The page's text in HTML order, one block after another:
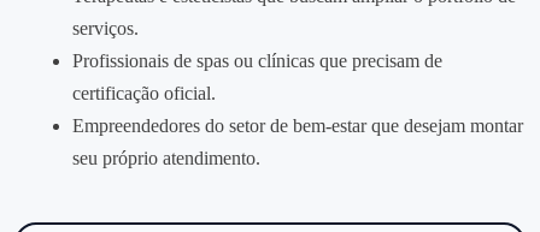
serviços.
Profissionais de spas ou clínicas que precisam de
certificação oficial.
Empreendedores do setor de bem‑estar que desejam montar
seu próprio atendimento.